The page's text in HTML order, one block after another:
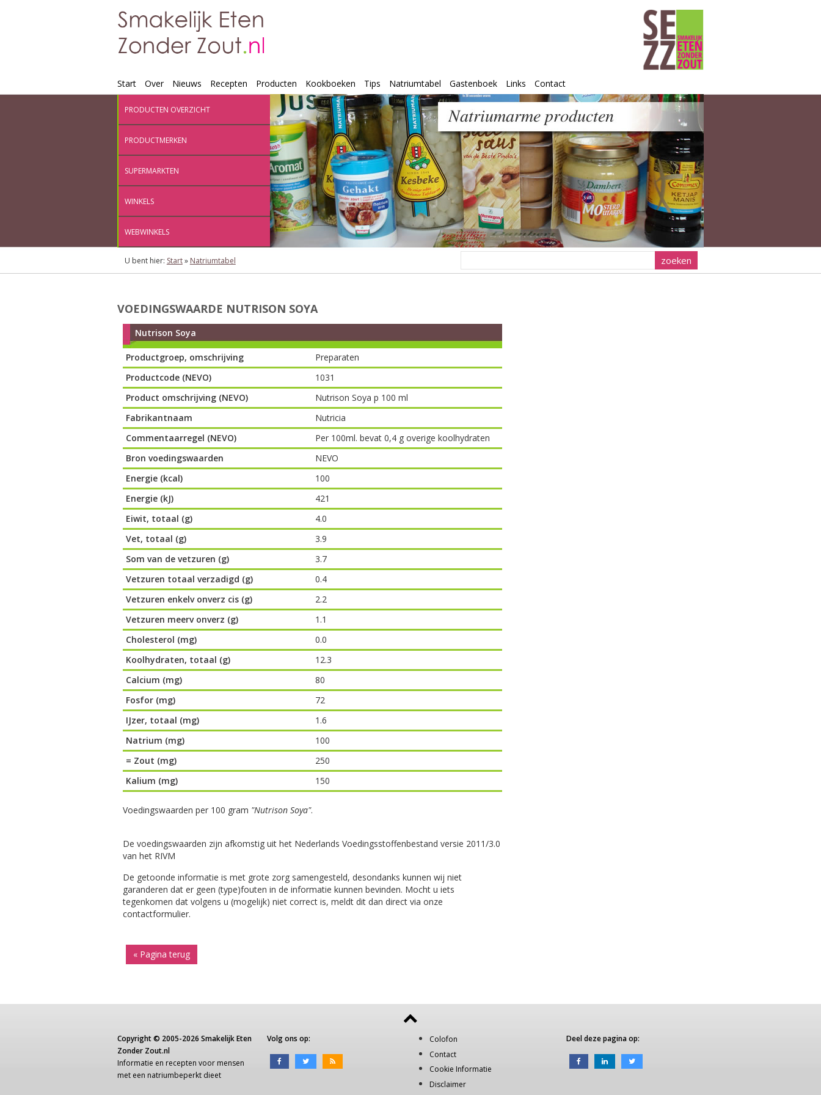
Start Over Nieuws Recepten Producten Kookboeken Tips Natriumtabel Gastenboek Links Contact
PRODUCTEN OVERZICHT
PRODUCTMERKEN
SUPERMARKTEN
WINKELS
WEBWINKELS
U bent hier: Start» Natriumtabel
VOEDINGSWAARDE NUTRISON SOYA
Nutrison Soya
Productgroep, omschrijving
Preparaten
Productcode (NEVO)
1031
Product omschrijving (NEVO)
Nutrison Soya p 100 ml
Fabrikantnaam
Nutricia
Commentaarregel (NEVO)
Per 100ml. bevat 0,4 g overige koolhydraten
Bron voedingswaarden
NEVO
Energie (kcal)
100
Energie (kJ)
421
Eiwit, totaal (g)
4.0
Vet, totaal (g)
3.9
Som van de vetzuren (g)
3.7
Vetzuren totaal verzadigd (g)
0.4
Vetzuren enkelv onverz cis (g)
2.2
Vetzuren meerv onverz (g)
1.1
Cholesterol (mg)
0.0
Koolhydraten, totaal (g)
12.3
Calcium (mg)
80
Fosfor (mg)
72
IJzer, totaal (mg)
1.6
Natrium (mg)
100
= Zout (mg)
250
Kalium (mg)
150
Voedingswaarden per 100 gram "Nutrison Soya".
De voedingswaarden zijn afkomstig uit het Nederlands Voedingsstoffenbestand versie 2011/3.0
van het RIVM
De getoonde informatie is met grote zorg samengesteld, desondanks kunnen wij niet
garanderen dat er geen (type)fouten in de informatie kunnen bevinden. Mocht u iets
tegenkomen dat volgens u (mogelijk) niet correct is, meldt dit dan direct via onze
contactformulier.
« Pagina terug
Copyright © 2005-2026 Smakelijk Eten
Zonder Zout.nl
Informatie en recepten voor mensen
met een natriumbeperkt dieet
Volg ons op:
Colofon
Contact
Cookie Informatie
Disclaimer
Deel deze pagina op: